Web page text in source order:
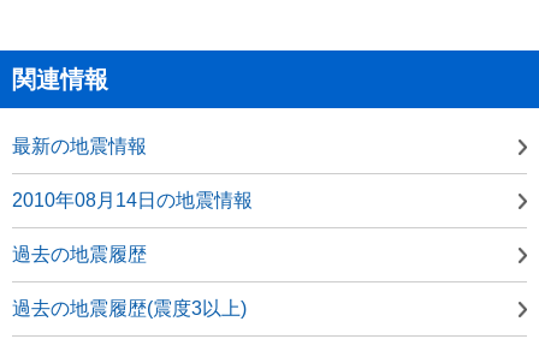
関連情報
最新の地震情報
2010年08月14日の地震情報
過去の地震履歴
過去の地震履歴(震度3以上)